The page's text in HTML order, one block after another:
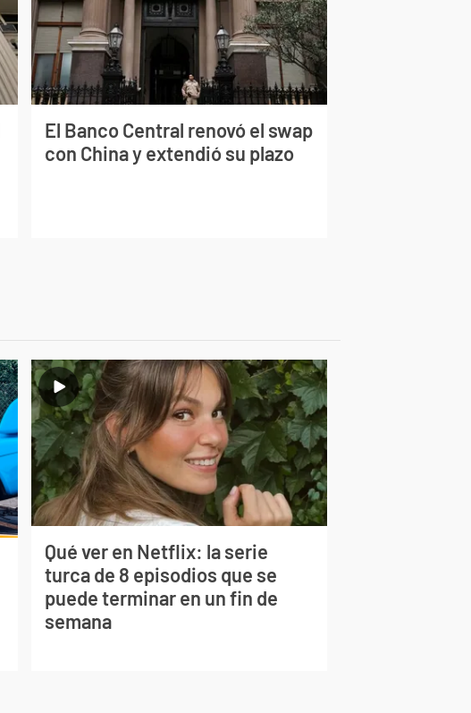
El Banco Central renovó el swap
con China y extendió su plazo
Qué ver en Netflix: la serie
turca de 8 episodios que se
puede terminar en un fin de
semana